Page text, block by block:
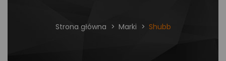
Strona główna Marki Shubb